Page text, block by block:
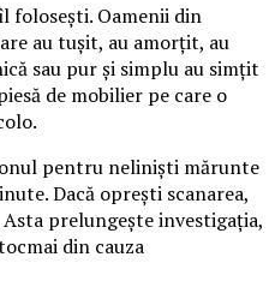
folosești. Oamenii din
au tușit, au amorțit, au
sau pur și simplu au simțit
de mobilier pe care o
pentru neliniști mărunte
Dacă oprești scanarea,
prelungește investigația,
din cauza